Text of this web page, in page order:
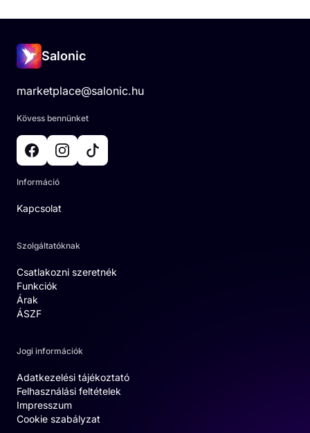
Salonic
marketplace@salonic.hu
Kövess bennünket
Információ
Kapcsolat
Szolgáltatóknak
Csatlakozni szeretnék
Funkciók
Árak
ÁSZF
Jogi információk
Adatkezelési tájékoztató
Felhasználási feltételek
Impresszum
Cookie szabályzat